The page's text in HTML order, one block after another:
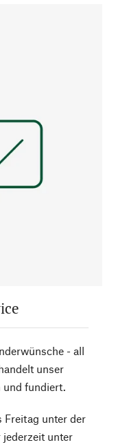
- all
unser
und fundiert.
Freitag unter der
unter